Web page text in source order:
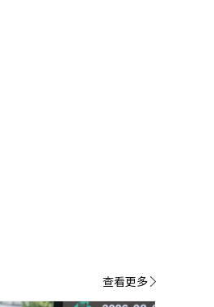
查看更多